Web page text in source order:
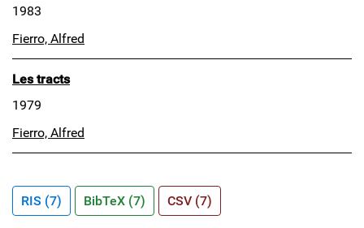
1983
Fierro, Alfred
Les tracts
1979
Fierro, Alfred
RIS (7) BibTeX (7) CSV (7)